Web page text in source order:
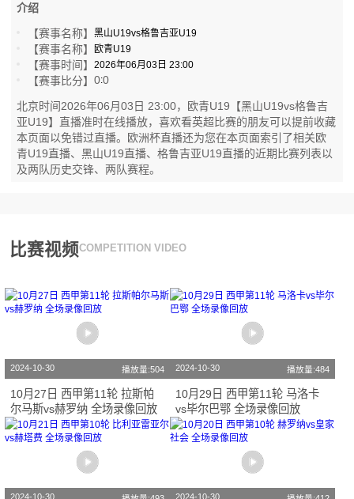
介绍
【赛事名称】黑山U19vs格鲁吉亚U19
【赛事名称】 欧青U19
【赛事时间】2026年06月03日 23:00
【赛事比分】0:0
北京时间2026年06月03日 23:00，欧青U19【黑山U19vs格鲁吉
亚U19】直播准时在线播放，喜欢看英超比赛的朋友可以提前收藏
本页面以免错过直播。欧洲杯直播还为您在本页面索引了相关欧
青U19直播、黑山U19直播、格鲁吉亚U19直播的近期比赛列表以
及两队历史交锋、两队赛程。
比赛视频COMPETITION VIDEO
2024-10-30 播放量:504
10月27日 西甲第11轮 拉斯帕
尔马斯vs赫罗纳 全场录像回放
2024-10-30 播放量:484
10月29日 西甲第11轮 马洛卡
vs毕尔巴鄂 全场录像回放
2024-10-30 2024-10-30